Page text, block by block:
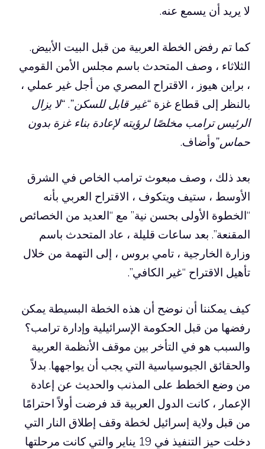
لا يريد أن يسمع عنه.
كما تم رفض الخطة العربية من قبل البيت الأبيض.
الثلاثاء ، وصف المتحدث باسم مجلس الأمن القومي
، براين هيوز ، الاقتراح المصري من أجل غير عملي ،
بالنظر إلى قطاع غزة “غير قابل للسكن”. “لا يزال
الرئيس ترامب مخلصًا لرؤيته لإعادة بناء غزة بدون
حماس”وأضاف.
بعد ذلك ، وصف مبعوث ترامب الخاص في الشرق
الأوسط ، ستيف ويتكوف ، الاقتراح العربي بأنه
“الخطوة الأولى بحسن نية” مع “العديد من الخصائص
المقنعة”. بعد ساعات قليلة ، عاد المتحدث باسم
وزارة الخارجية ، تامي بروس ، إلى التهمة من خلال
تأهيل الاقتراح “غير الكافي”.
كيف يمكننا أن نوضح أن هذه الخطة البسيطة يمكن
رفضها من قبل الحكومة الإسرائيلية وإدارة ترامب؟
والسبب هو في التأخر بين موقف الأنظمة العربية
والحقائق الجيوسياسية التي يجب أن يواجهها. بدلاً
من وضع الخطط على المذنب والحديث عن إعادة
الإعمار ، كانت الدول العربية قد فرضت أولاً احترامًا
من قبل ولاية إسرائيل لخطة وقف إطلاق النار التي
دخلت حيز التنفيذ في 19 يناير والتي كانت مرحلتها